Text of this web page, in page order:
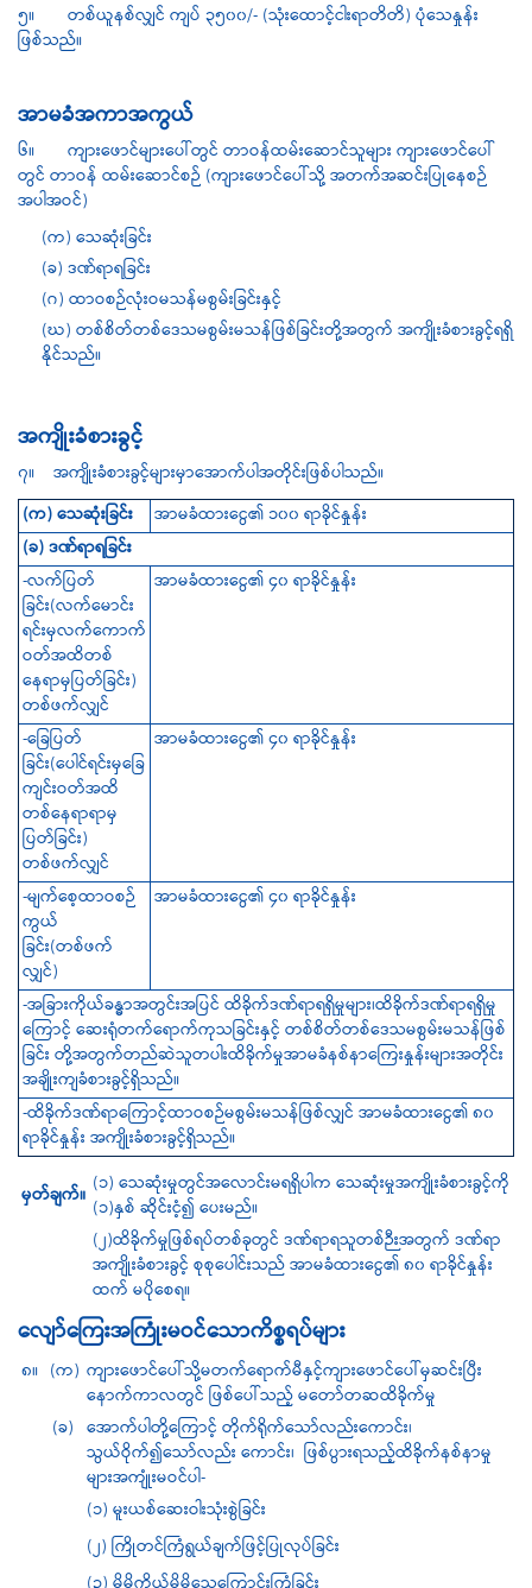
၅။ တစ်ယူနစ်လျှင် ကျပ် ၃၅၀၀/- (သုံးထောင့်ငါးရာတိတိ) ပုံသေနှုန်း
ဖြစ်သည်။
အာမခံအကာအကွယ်
၆။ ကျားဖောင်များပေါ်တွင် တာဝန်ထမ်းဆောင်သူများ ကျားဖောင်ပေါ်
တွင် တာဝန် ထမ်းဆောင်စဉ် (ကျားဖောင်ပေါ်သို့ အတက်အဆင်းပြုနေစဉ်
အပါအဝင်)
(က) သေဆုံးခြင်း
(ခ) ဒဏ်ရာရခြင်း
(ဂ) ထာဝစဉ်လုံးဝမသန်မစွမ်းခြင်းနှင့်
(ဃ) တစ်စိတ်တစ်ဒေသမစွမ်းမသန်ဖြစ်ခြင်းတို့အတွက် အကျိုးခံစားခွင့်ရရှိ
နိုင်သည်။
အကျိုးခံစားခွင့်
၇။ အကျိုးခံစားခွင့်များမှာအောက်ပါအတိုင်းဖြစ်ပါသည်။
(က) သေဆုံးခြင်း
အာမခံထားငွေ၏ ၁၀၀ ရာခိုင်နှုန်း
(ခ) ဒဏ်ရာရခြင်း
-လက်ပြတ်
ခြင်း(လက်မောင်း
ရင်းမှလက်ကောက်
ဝတ်အထိတစ်
နေရာမှပြတ်ခြင်း)
တစ်ဖက်လျှင်
အာမခံထားငွေ၏ ၄၀ ရာခိုင်နှုန်း
-ခြေပြတ်
ခြင်း(ပေါင်ရင်းမှခြေ
ကျင်းဝတ်အထိ
တစ်နေရာရာမှ
ပြတ်ခြင်း)
တစ်ဖက်လျှင်
အာမခံထားငွေ၏ ၄၀ ရာခိုင်နှုန်း
-မျက်စေ့ထာဝစဉ်
ကွယ်
ခြင်း(တစ်ဖက်
လျှင်)
အာမခံထားငွေ၏ ၄၀ ရာခိုင်နှုန်း
-အခြားကိုယ်ခန္ဓာအတွင်းအပြင် ထိခိုက်ဒဏ်ရာရရှိမှုများ၊ထိခိုက်ဒဏ်ရာရရှိမှု
ကြောင့် ဆေးရုံတက်ရောက်ကုသခြင်းနှင့် တစ်စိတ်တစ်ဒေသမစွမ်းမသန်ဖြစ်
ခြင်း တို့အတွက်တည်ဆဲသူတပါးထိခိုက်မှုအာမခံနစ်နာကြေးနှုန်းများအတိုင်း
အချိုးကျခံစားခွင့်ရှိသည်။
-ထိခိုက်ဒဏ်ရာကြောင့်ထာဝစဉ်မစွမ်းမသန်ဖြစ်လျှင် အာမခံထားငွေ၏ ၈၀
ရာခိုင်နှုန်း အကျိုးခံစားခွင့်ရှိသည်။
မှတ်ချက်။ (၁) သေဆုံးမှုတွင်အလောင်းမရရှိပါက သေဆုံးမှုအကျိုးခံစားခွင့်ကို
(၁)နှစ် ဆိုင်းငံ့၍ ပေးမည်။
(၂)ထိခိုက်မှုဖြစ်ရပ်တစ်ခုတွင် ဒဏ်ရာရသူတစ်ဉီးအတွက် ဒဏ်ရာ
အကျိုးခံစားခွင့် စုစုပေါင်းသည် အာမခံထားငွေ၏ ၈၀ ရာခိုင်နှုန်း
ထက် မပိုစေရ။
လျော်ကြေးအကြုံးမဝင်သောကိစ္စရပ်များ
၈။ (က) ကျားဖောင်ပေါ်သို့မတက်ရောက်မီနှင့်ကျားဖောင်ပေါ်မှဆင်းပြီး
နောက်ကာလတွင် ဖြစ်ပေါ်သည့် မတော်တဆထိခိုက်မှု
(ခ) အောက်ပါတို့ကြောင့် တိုက်ရိုက်သော်လည်းကောင်း၊
သွယ်ဝိုက်၍သော်လည်း ကောင်း၊ ဖြစ်ပွားရသည့်ထိခိုက်နစ်နာမှု
များအကျုံးမဝင်ပါ-
(၁) မူးယစ်ဆေးဝါးသုံးစွဲခြင်း
(၂) ကြိုတင်ကြံရွယ်ချက်ဖြင့်ပြုလုပ်ခြင်း